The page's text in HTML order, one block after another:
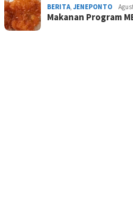
BERITA, JENEPONTO
Makanan Program